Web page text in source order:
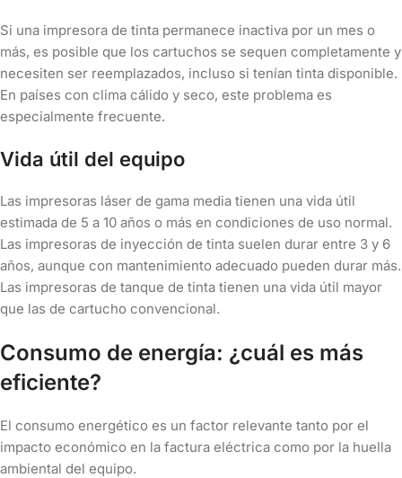
Si una impresora de tinta permanece inactiva por un mes o
más, es posible que los cartuchos se sequen completamente y
necesiten ser reemplazados, incluso si tenían tinta disponible.
En países con clima cálido y seco, este problema es
especialmente frecuente.
Vida útil del equipo
Las impresoras láser de gama media tienen una vida útil
estimada de 5 a 10 años o más en condiciones de uso normal.
Las impresoras de inyección de tinta suelen durar entre 3 y 6
años, aunque con mantenimiento adecuado pueden durar más.
Las impresoras de tanque de tinta tienen una vida útil mayor
que las de cartucho convencional.
Consumo de energía: ¿cuál es más
eficiente?
El consumo energético es un factor relevante tanto por el
impacto económico en la factura eléctrica como por la huella
ambiental del equipo.